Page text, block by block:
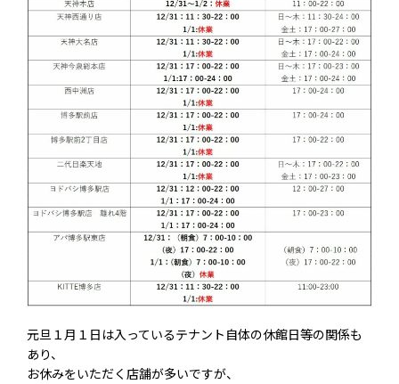
元旦１月１日は入っているテナント自体の休館日等の関係も
あり、
お休みをいただく店舗が多いですが、